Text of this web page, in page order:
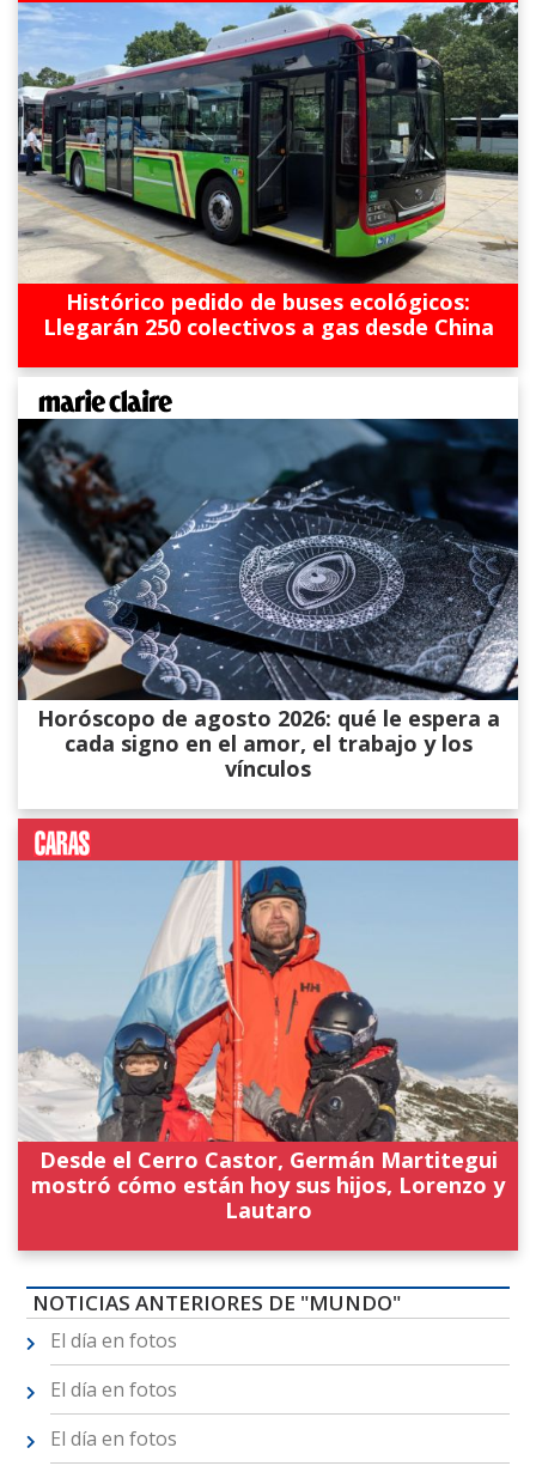
Histórico pedido de buses ecológicos:
Llegarán 250 colectivos a gas desde China
Horóscopo de agosto 2026: qué le espera a
cada signo en el amor, el trabajo y los
vínculos
Desde el Cerro Castor, Germán Martitegui
mostró cómo están hoy sus hijos, Lorenzo y
Lautaro
NOTICIAS ANTERIORES DE "MUNDO"
El día en fotos
El día en fotos
El día en fotos